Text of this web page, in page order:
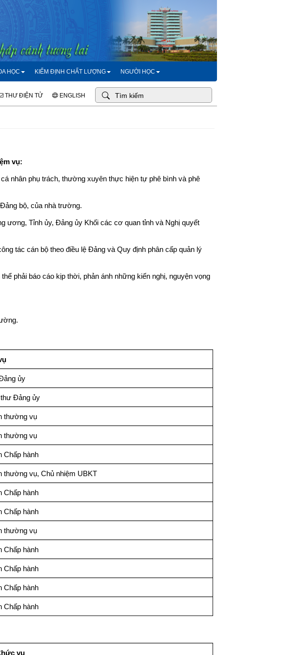
HỌC KIỂM ĐỊNH CHẤT LƯỢNG NGƯỜI HỌC
THƯ ĐIỆN TỬ ENGLISH
vụ:
nhân phụ trách, thường xuyên thực hiện tự phê bình và phê
bộ, của nhà trường.
ương, Tỉnh ủy, Đảng ủy Khối các cơ quan tỉnh và Nghị quyết
tác cán bộ theo điều lệ Đảng và Quy định phân cấp quản lý
phải báo cáo kịp thời, phản ánh những kiến nghị, nguyện vọng
ủy
Đảng ủy
thường vụ
thường vụ
Chấp hành
thường vụ, Chủ nhiệm UBKT
Chấp hành
Chấp hành
thường vụ
Chấp hành
Chấp hành
Chấp hành
Chấp hành
vụ